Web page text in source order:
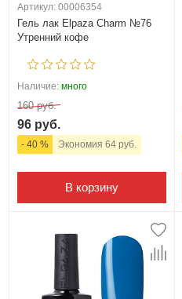
Артикул: 00006354
Гель лак Elpaza Charm №76
Утренний кофе
Наличие: много
160 руб.
96 руб.
- 40 % Экономия 64 руб.
В корзину